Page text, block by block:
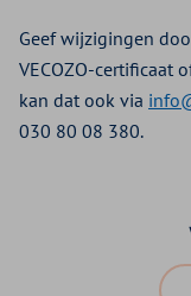
Geef wijzigingen
VECOZO-certificaat
kan dat ook via
030 80 08 380.